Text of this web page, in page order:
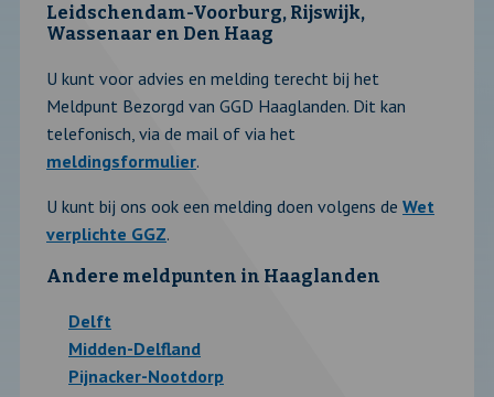
Leidschendam-Voorburg, Rijswijk,
Wassenaar en Den Haag
U kunt voor advies en melding terecht bij het
Meldpunt Bezorgd van GGD Haaglanden. Dit kan
telefonisch, via de mail of via het
meldingsformulier.
U kunt bij ons ook een melding doen volgens de Wet
verplichte GGZ.
Andere meldpunten in Haaglanden
Delft
Midden-Delfland
Pijnacker-Nootdorp